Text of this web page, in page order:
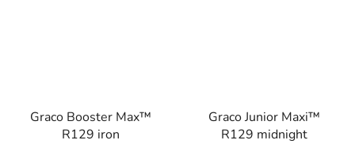
Graco Booster Max™
R129 iron
Graco Junior Maxi™
R129 midnight